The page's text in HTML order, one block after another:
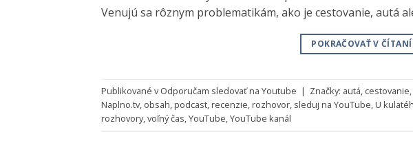
Venujú sa rôznym problematikám, ako je cestovanie, autá
POKRAČOVAŤ V ČÍTANÍ
Publikované vOdporučam sledovať na Youtube | Značky: autá, cestovanie,
Naplno.tv, obsah,podcast,recenzie,rozhovor, sleduj na YouTube,U
rozhovory,voľný čas,YouTube,YouTube kanál